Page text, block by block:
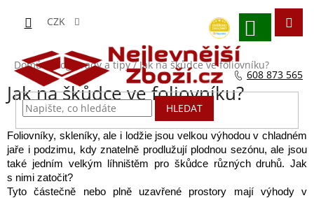
obsah
CZK
HLEDAT
NÁKUPNÍ
KOŠÍK
Domů / Blog - rady a tipy / Jak na škůdce ve foliovníku?
Jak na škůdce ve foliovníku?
Foliovníky, skleníky, ale i lodžie jsou velkou výhodou v chladném
jaře i podzimu, kdy znatelně prodlužují plodnou sezónu, ale jsou
také jedním velkým líhništěm pro škůdce různých druhů. Jak
s nimi zatočit?
Tyto částečně nebo plně uzavřené prostory mají výhody v
608 873 565